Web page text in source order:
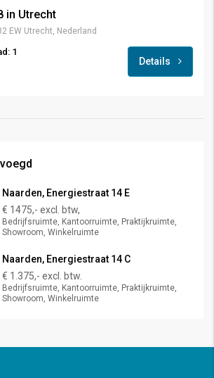
in Utrecht
EW Utrecht, Nederland
1
Details
Naarden, Energiestraat 14 E
€ 1475,- excl. btw,
Bedrijfsruimte, Kantoorruimte, Praktijkruimte,
Showroom, Winkelruimte
Naarden, Energiestraat 14 C
€ 1.375,- excl. btw.
Bedrijfsruimte, Kantoorruimte, Praktijkruimte,
Showroom, Winkelruimte